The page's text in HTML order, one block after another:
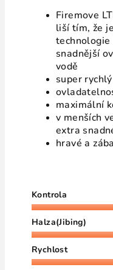
Firemove
liší tím, že
technologie
snadnější
vodě
super
maximální
v menších
extra
hravé a
Kontrola
Halza(Jibing)
Rychlost